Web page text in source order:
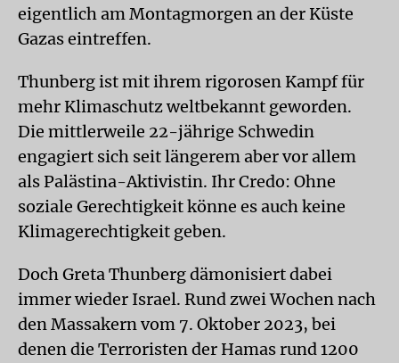
eigentlich am Montagmorgen an der Küste
Gazas eintreffen.
Thunberg ist mit ihrem rigorosen Kampf für
mehr Klimaschutz weltbekannt geworden.
Die mittlerweile 22-jährige Schwedin
engagiert sich seit längerem aber vor allem
als Palästina-Aktivistin. Ihr Credo: Ohne
soziale Gerechtigkeit könne es auch keine
Klimagerechtigkeit geben.
Doch Greta Thunberg dämonisiert dabei
immer wieder Israel. Rund zwei Wochen nach
den Massakern vom 7. Oktober 2023, bei
denen die Terroristen der Hamas rund 1200